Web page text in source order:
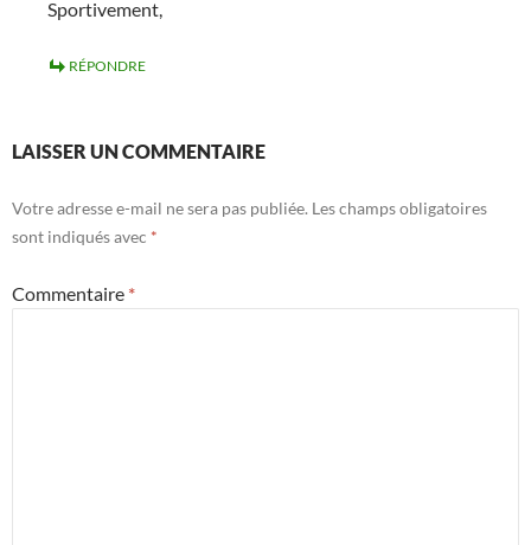
Sportivement,
RÉPONDRE
LAISSER UN COMMENTAIRE
Votre adresse e-mail ne sera pas publiée. Les champs obligatoires
sont indiqués avec *
Commentaire *